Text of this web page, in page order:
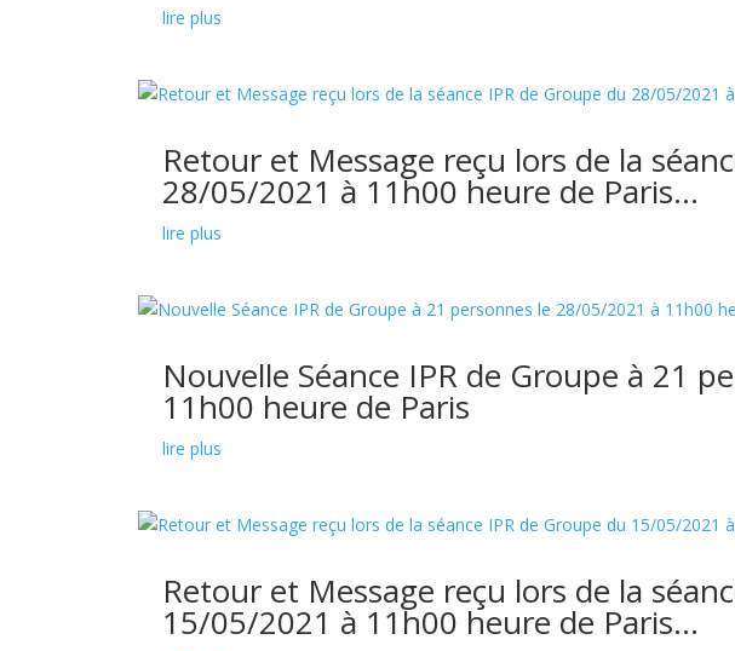
lire plus
Retour et Message reçu lors de la
28/05/2021 à 11h00 heure de Paris…
lire plus
Nouvelle Séance IPR de Groupe à 21
11h00 heure de Paris
lire plus
Retour et Message reçu lors de la
15/05/2021 à 11h00 heure de Paris…